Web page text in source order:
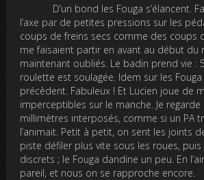
D’un bond les Fouga s’élancent.
l’axe par de petites pressions sur les
coups de freins secs comme des coups
me faisaient partir en avant au début du
maintenant oubliés. Le badin prend vie :
roulette est soulagée. Idem sur les
précèdent. Fabuleux ! Et Lucien joue de
imperceptibles sur le manche. Je
millimètres interposés, comme si un PA
l’animait. Petit à petit, on sent les joints
piste défiler plus vite sous les roues, puis
discrets ; le Fouga dandine un peu. En
pareil, et nous on se rapproche encore.